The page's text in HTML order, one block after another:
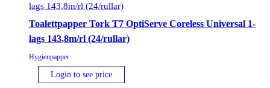
Toalettpapper Tork T7 OptiServe Coreless Universal 1-
lags 143,8m/rl (24/rullar)
Hygienpapper
Login to see price